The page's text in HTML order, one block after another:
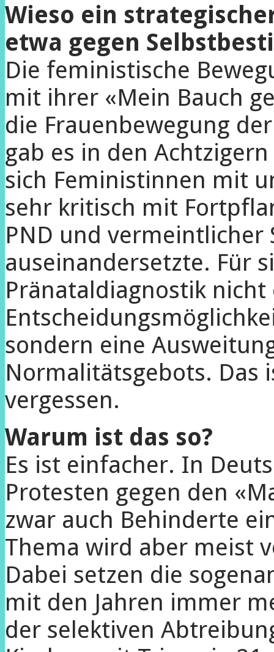
Wieso ein
etwa gegen
Die feministische
mit ihrer «Mein Bauch
die Frauenbewegung
gab es in den
sich Feministinnen mit
sehr kritisch mit
PND und
auseinandersetzte. Für
Pränataldiagnostik
sondern eine
Normalitätsgebots. Das
vergessen.
Warum ist das so?
Es ist einfacher. In
Protesten gegen den
zwar auch Behinderte
Thema wird aber meist
Dabei setzen die
mit den Jahren immer
der selektiven